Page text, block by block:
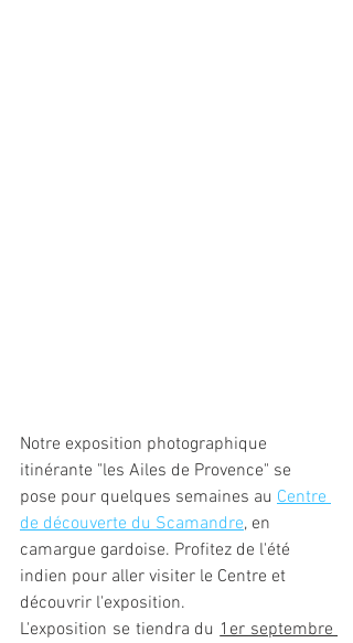
Notre exposition photographique
itinérante "les Ailes de Provence" se
pose pour quelques semaines au Centre
de découverte du Scamandre, en
camargue gardoise. Profitez de l'été
indien pour aller visiter le Centre et
découvrir l'exposition.
L'exposition se tiendra du 1er septembre